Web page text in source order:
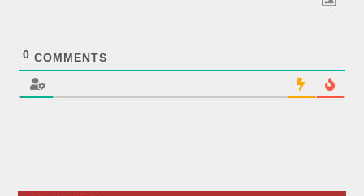
0 COMMENTS